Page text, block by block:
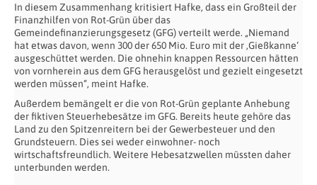
In diesem Zusammenhang kritisiert Hafke, dass ein Großteil der
Finanzhilfen von Rot-Grün über das
Gemeindefinanzierungsgesetz (GFG) verteilt werde. „Niemand
hat etwas davon, wenn 300 der 650 Mio. Euro mit der ‚Gießkanne‘
ausgeschüttet werden. Die ohnehin knappen Ressourcen hätten
von vornherein aus dem GFG herausgelöst und gezielt eingesetzt
werden müssen“, meint Hafke.
Außerdem bemängelt er die von Rot-Grün geplante Anhebung
der fiktiven Steuerhebesätze im GFG. Bereits heute gehöre das
Land zu den Spitzenreitern bei der Gewerbesteuer und den
Grundsteuern. Dies sei weder einwohner- noch
wirtschaftsfreundlich. Weitere Hebesatzwellen müssten daher
unterbunden werden.